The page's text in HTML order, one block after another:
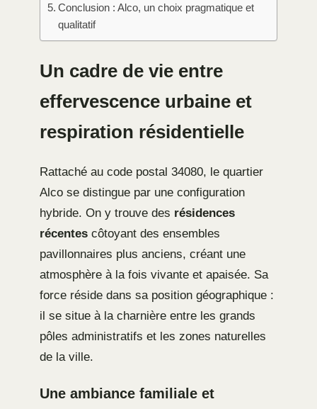
Conclusion : Alco, un choix pragmatique et
qualitatif
Un cadre de vie entre
effervescence urbaine et
respiration résidentielle
Rattaché au code postal 34080, le quartier
Alco se distingue par une configuration
hybride. On y trouve des résidences
récentes côtoyant des ensembles
pavillonnaires plus anciens, créant une
atmosphère à la fois vivante et apaisée. Sa
force réside dans sa position géographique :
il se situe à la charnière entre les grands
pôles administratifs et les zones naturelles
de la ville.
Une ambiance familiale et